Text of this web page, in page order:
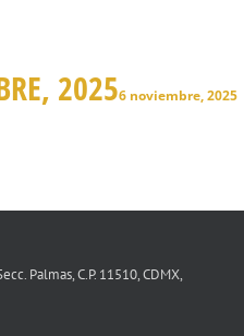
20256 noviembre, 2025
Palmas, C.P. 11510, CDMX,